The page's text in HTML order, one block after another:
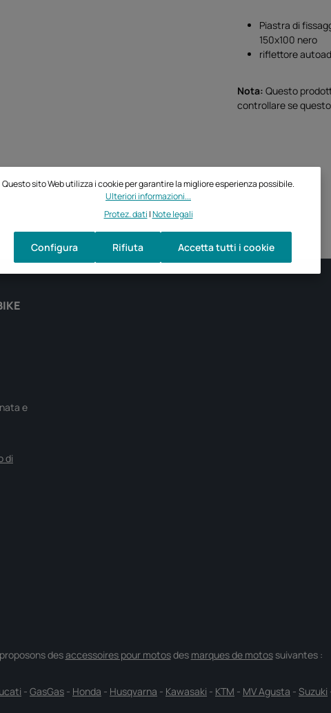
Piastra di
150x100 nero
riflettore
Nota: Questo
controllare se
e
di
desaccessoires pour motosdes marques de motossuivantes :
- GasGas - Honda - Husqvarna - Kawasaki - KTM - MV Agusta - Suzuki
Questo sito Web utilizza i cookie per garantire la migliore esperienza possibile.
Ulteriori informazioni...
Protez. dati |Note legali
Rifiuta
Configura Accetta tutti i cookie